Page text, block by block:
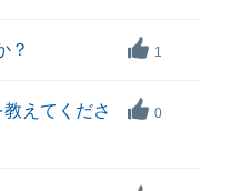
？ 1
えてくださ
0